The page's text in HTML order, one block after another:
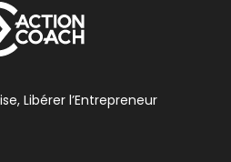
Libérer l’Entrepreneur